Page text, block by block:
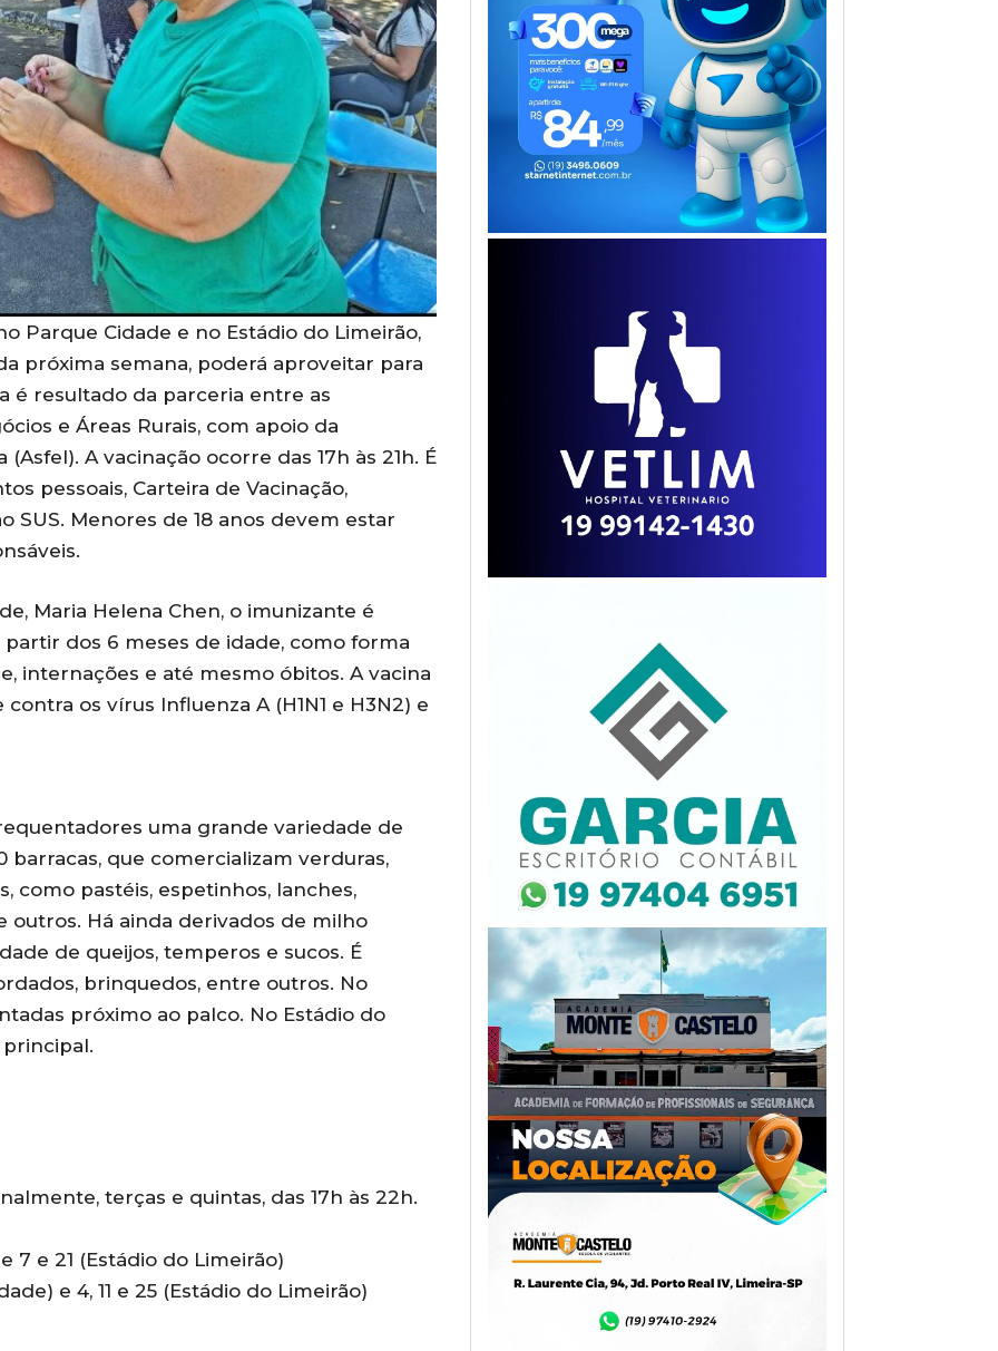
Parque Cidade e no Estádio do Limeirão,
próxima semana, poderá aproveitar para
é resultado da parceria entre as
e Áreas Rurais, com apoio da
A vacinação ocorre das 17h às 21h. É
pessoais, Carteira de Vacinação,
SUS. Menores de 18 anos devem estar
Maria Helena Chen, o imunizante é
dos 6 meses de idade, como forma
internações e até mesmo óbitos. A vacina
os vírus Influenza A (H1N1 e H3N2) e
uma grande variedade de
que comercializam verduras,
como pastéis, espetinhos, lanches,
outros. Há ainda derivados de milho
de queijos, temperos e sucos. É
brinquedos, entre outros. No
próximo ao palco. No Estádio do
terças e quintas, das 17h às 22h.
7 e 21 (Estádio do Limeirão)
e 4, 11 e 25 (Estádio do Limeirão)